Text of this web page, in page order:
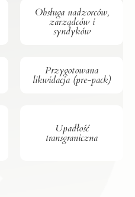
Obsługa nadzorców,
zarządców i
syndyków
Przygotowana
likwidacja (pre-pack)
Upadłość
transgraniczna